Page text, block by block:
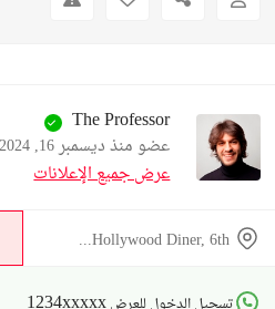
The Professor
عضو منذ ديسمبر 16, 2024
عرض جميع الإعلانات